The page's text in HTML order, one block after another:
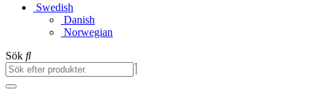
Swedish
Danish
Norwegian
Sök